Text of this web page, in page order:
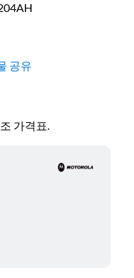
공유
가격표.